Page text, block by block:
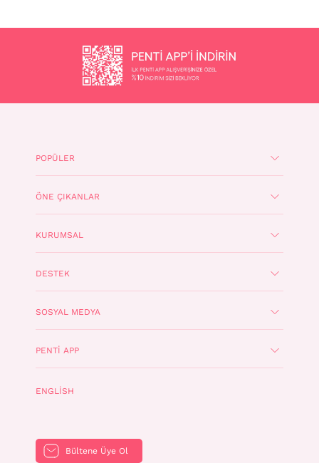
POPÜLER
ÖNE ÇIKANLAR
KURUMSAL
DESTEK
SOSYAL MEDYA
PENTI APP
ENGLISH
Bültene Üye Ol